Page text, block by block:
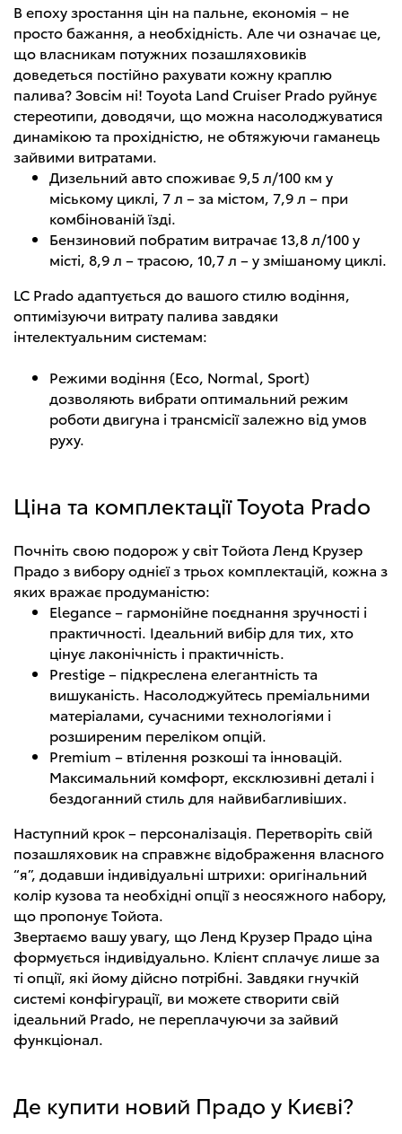
В епоху зростання цін на пальне, економія – не
просто бажання, а необхідність. Але чи означає це,
що власникам потужних позашляховиків
доведеться постійно рахувати кожну краплю
палива? Зовсім ні! Toyota Land Cruiser Prado руйнує
стереотипи, доводячи, що можна насолоджуватися
динамікою та прохідністю, не обтяжуючи гаманець
зайвими витратами.
Дизельний авто споживає 9,5 л/100 км у
міському циклі, 7 л – за містом, 7,9 л – при
комбінованій їзді.
Бензиновий побратим витрачає 13,8 л/100 у
місті, 8,9 л – трасою, 10,7 л – у змішаному циклі.
LC Prado адаптується до вашого стилю водіння,
оптимізуючи витрату палива завдяки
інтелектуальним системам:
Режими водіння (Eco, Normal, Sport)
дозволяють вибрати оптимальний режим
роботи двигуна і трансмісії залежно від умов
руху.
Ціна та комплектації Toyota Prado
Почніть свою подорож у світ Тойота Ленд Крузер
Прадо з вибору однієї з трьох комплектацій, кожна з
яких вражає продуманістю:
Elegance – гармонійне поєднання зручності і
практичності. Ідеальний вибір для тих, хто
цінує лаконічність і практичність.
Prestige – підкреслена елегантність та
вишуканість. Насолоджуйтесь преміальними
матеріалами, сучасними технологіями і
розширеним переліком опцій.
Premium – втілення розкоші та інновацій.
Максимальний комфорт, ексклюзивні деталі і
бездоганний стиль для найвибагливіших.
Наступний крок – персоналізація. Перетворіть свій
позашляховик на справжнє відображення власного
“я”, додавши індивідуальні штрихи: оригінальний
колір кузова та необхідні опції з неосяжного набору,
що пропонує Тойота.
Звертаємо вашу увагу, що Ленд Крузер Прадо ціна
формується індивідуально. Клієнт сплачує лише за
ті опції, які йому дійсно потрібні. Завдяки гнучкій
системі конфігурації, ви можете створити свій
ідеальний Prado, не переплачуючи за зайвий
функціонал.
Де купити новий Прадо у Києві?